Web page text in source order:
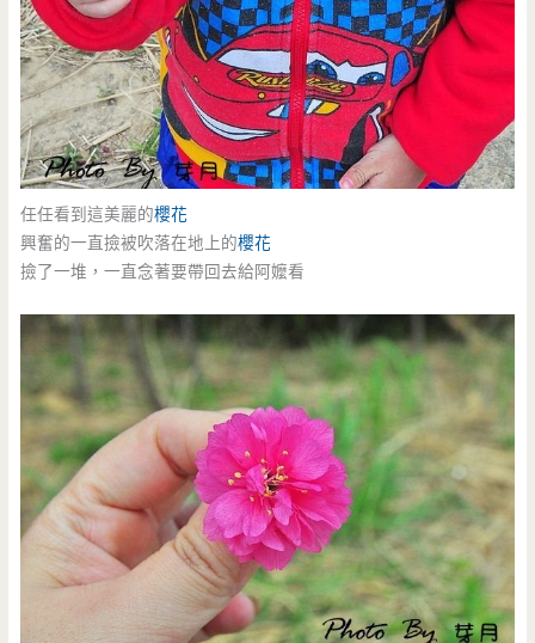
任任看到這美麗的櫻花
興奮的一直撿被吹落在地上的櫻花
撿了一堆，一直念著要帶回去給阿嬤看